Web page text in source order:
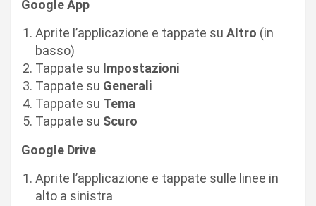
Google App
Aprite l’applicazione e tappate su Altro (in
basso)
Tappate su Impostazioni
Tappate su Generali
Tappate su Tema
Tappate su Scuro
Google Drive
Aprite l’applicazione e tappate sulle linee in
alto a sinistra